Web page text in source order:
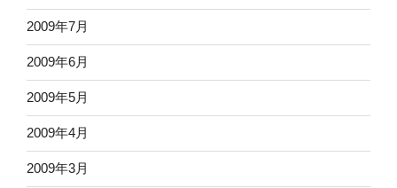
2009年7月
2009年6月
2009年5月
2009年4月
2009年3月